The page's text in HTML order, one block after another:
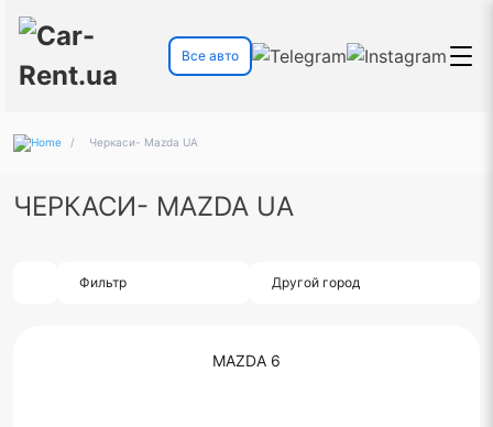
Все авто
/ Черкаси- Mazda UA
ЧЕРКАСИ- MAZDA UA
Фильтр Другой город
MAZDA 6